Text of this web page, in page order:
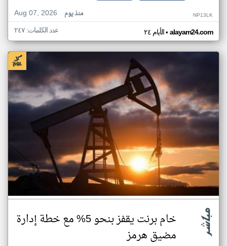
Aug 07, 2026
منذ يوم NP13LK
الأيام ٢٤• alayam24.com عدد الكلمات: ٢٤٧
خام برنت يقفز بنحو 5% مع خطة إدارة
مضيق هرمز